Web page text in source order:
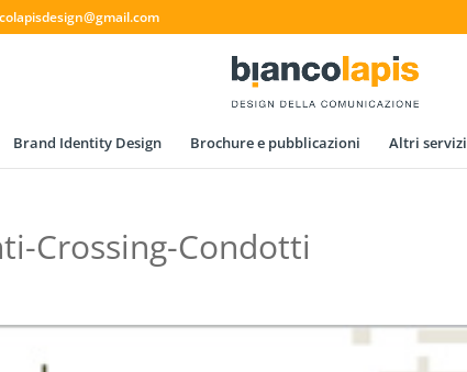
Brand Identity Design Brochure e pubblicazioni Altri servizi
Crossing-Condotti